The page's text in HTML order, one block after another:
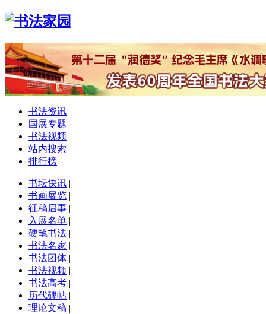
书法资讯
国展专题
书法视频
站内搜索
排行榜
书坛快讯 |
书画展览 |
征稿启事 |
入展名单 |
硬笔书法 |
书法名家 |
书法团体 |
书法视频 |
书法高考 |
历代碑帖 |
理论文稿 |